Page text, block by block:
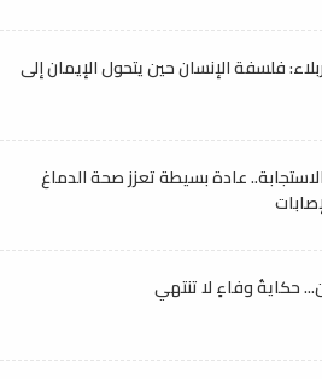
فلسفة الإنسان حين يتحول الإيمان إلى
عادة بسيطة تعزز صحة الدماغ
حكايةُ وفاءٍ لا تنتهي